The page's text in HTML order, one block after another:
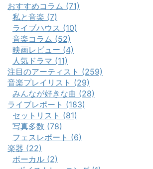
おすすめコラム (71)
私と音楽 (7)
ライブハウス (10)
音楽コラム (52)
映画レビュー (4)
人気ドラマ (11)
注目のアーティスト (259)
音楽プレイリスト (29)
みんなが好きな曲 (28)
ライブレポート (183)
セットリスト (81)
写真多数 (78)
フェスレポート (6)
楽器 (22)
ボーカル (2)